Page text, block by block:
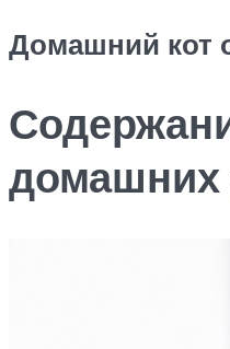
Домашний кот
домашних